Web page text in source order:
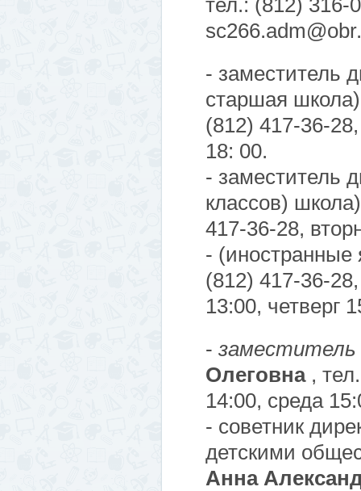
тел.: (812) 316-
- заместитель
старшая
(812) 417-36-
18: 00.
- заместитель
классов)
417-36-28,
- (иностранные
(812) 417-36-
13:00, четверг
- заместитель
Олеговна,
14:00, среда
- советник
детскими
Анна